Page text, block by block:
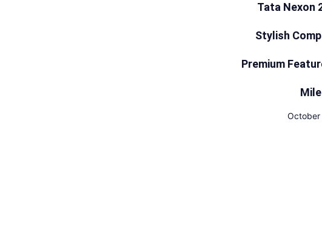
Tata Nexon
Stylish
Premium